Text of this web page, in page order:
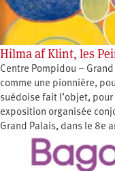
Hilma af Klint, les
Centre Pompidou –
comme une pionnière,
suédoise fait l’objet, pour
exposition organisée
Grand Palais, dans le 8e